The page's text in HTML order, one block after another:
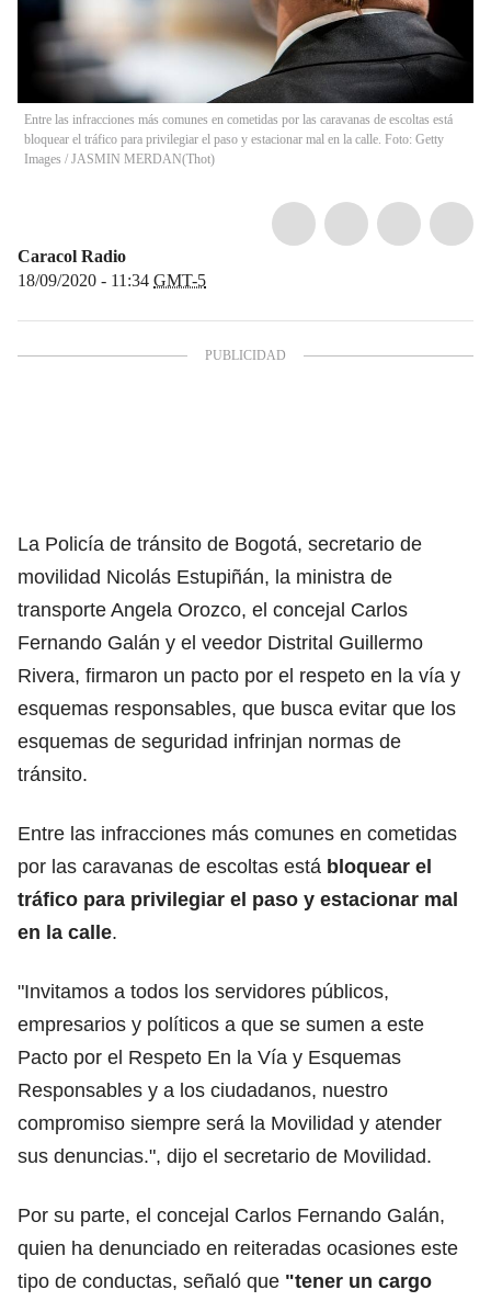
Entre las infracciones más comunes en cometidas por las caravanas de escoltas está
bloquear el tráfico para privilegiar el paso y estacionar mal en la calle. Foto: Getty
Images / JASMIN MERDAN(Thot)
Caracol Radio
18/09/2020 - 11:34 GMT-5
La Policía de tránsito de Bogotá, secretario de
movilidad Nicolás Estupiñán, la ministra de
transporte Angela Orozco, el concejal Carlos
Fernando Galán y el veedor Distrital Guillermo
Rivera, firmaron un pacto por el respeto en la vía y
esquemas responsables, que busca evitar que los
esquemas de seguridad infrinjan normas de
tránsito.
Entre las infracciones más comunes en cometidas
por las caravanas de escoltas está bloquear el
tráfico para privilegiar el paso y estacionar mal
en la calle.
"Invitamos a todos los servidores públicos,
empresarios y políticos a que se sumen a este
Pacto por el Respeto En la Vía y Esquemas
Responsables y a los ciudadanos, nuestro
compromiso siempre será la Movilidad y atender
sus denuncias.", dijo el secretario de Movilidad.
Por su parte, el concejal Carlos Fernando Galán,
quien ha denunciado en reiteradas ocasiones este
tipo de conductas, señaló que "tener un cargo